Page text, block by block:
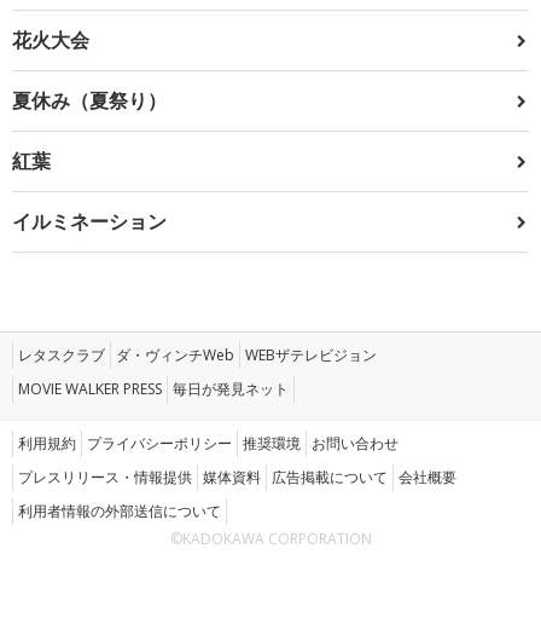
花火大会
夏休み（夏祭り）
紅葉
イルミネーション
レタスクラブ ダ・ヴィンチWeb WEBザテレビジョン
MOVIE WALKER PRESS 毎日が発見ネット
利用規約 プライバシーポリシー 推奨環境 お問い合わせ
プレスリリース・情報提供 媒体資料 広告掲載について 会社概要
利用者情報の外部送信について
©KADOKAWA CORPORATION